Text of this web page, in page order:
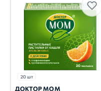
20 шт
ДОКТОР МОМ